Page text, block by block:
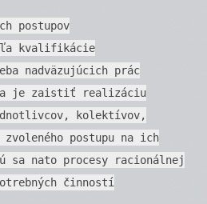
postupov
kvalifikácie
nadväzujúcich prác
je zaistiť realizáciu
kolektívov,
postupu na ich
sa nato procesy racionálnej
činností